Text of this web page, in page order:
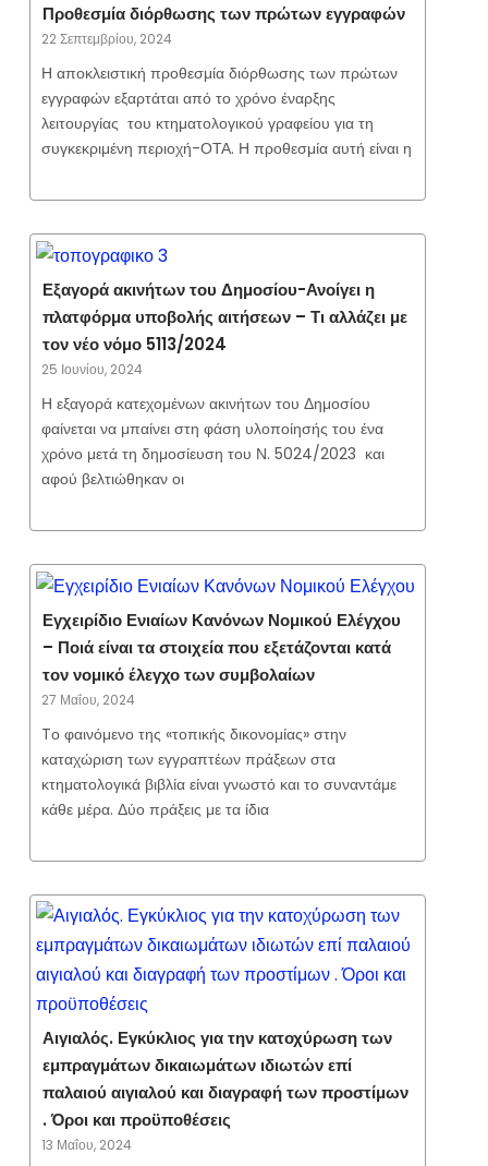
Προθεσμία διόρθωσης των πρώτων εγγραφών
22 Σεπτεμβρίου, 2024
Η αποκλειστική προθεσμία διόρθωσης των πρώτων
εγγραφών εξαρτάται από το χρόνο έναρξης
λειτουργίας του κτηματολογικού γραφείου για τη
συγκεκριμένη περιοχή-ΟΤΑ. Η προθεσμία αυτή είναι η
Εξαγορά ακινήτων του Δημοσίου-Ανοίγει η
πλατφόρμα υποβολής αιτήσεων – Τι αλλάζει με
τον νέο νόμο 5113/2024
25 Ιουνίου, 2024
Η εξαγορά κατεχομένων ακινήτων του Δημοσίου
φαίνεται να μπαίνει στη φάση υλοποίησής του ένα
χρόνο μετά τη δημοσίευση του Ν. 5024/2023 και
αφού βελτιώθηκαν οι
Εγχειρίδιο Ενιαίων Κανόνων Νομικού Ελέγχου
– Ποιά είναι τα στοιχεία που εξετάζονται κατά
τον νομικό έλεγχο των συμβολαίων
27 Μαΐου, 2024
Tο φαινόμενο της «τοπικής δικονομίας» στην
καταχώριση των εγγραπτέων πράξεων στα
κτηματολογικά βιβλία είναι γνωστό και το συναντάμε
κάθε μέρα. Δύο πράξεις με τα ίδια
Αιγιαλός. Εγκύκλιος για την κατοχύρωση των
εμπραγμάτων δικαιωμάτων ιδιωτών επί
παλαιού αιγιαλού και διαγραφή των προστίμων
. Όροι και προϋποθέσεις
13 Μαΐου, 2024